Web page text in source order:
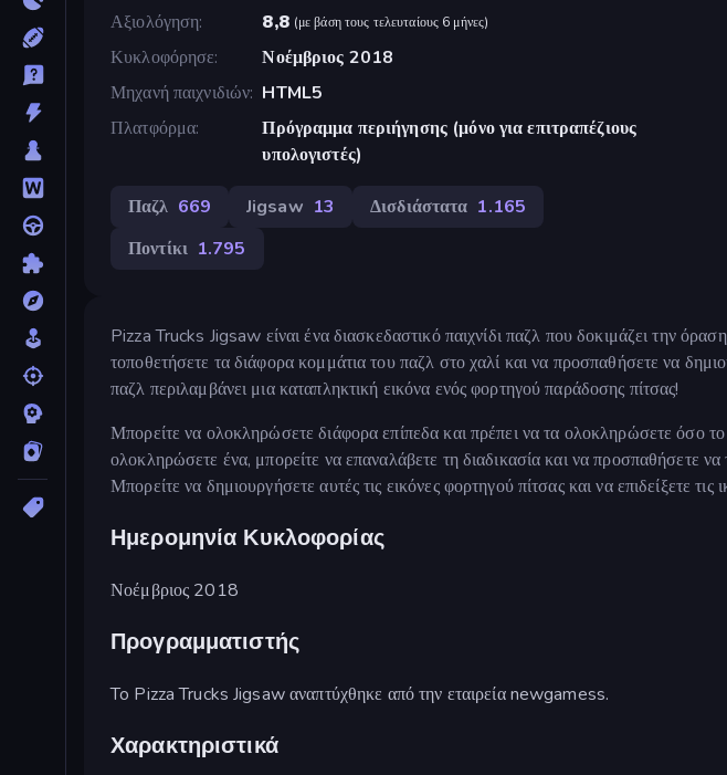
Αξιολόγηση
8,8 (με βάση τους τελευταίους 6 μήνες)
Κυκλοφόρησε
Νοέμβριος 2018
Μηχανή παιχνιδιών HTML5
Πλατφόρμα
Πρόγραμμα περιήγησης (μόνο για επιτραπέζιους
υπολογιστές)
Παζλ 669 Jigsaw 13 Δισδιάστατα 1.165
Ποντίκι 1.795
Pizza Trucks Jigsaw είναι ένα διασκεδαστικό παιχνίδι παζλ που δοκιμάζει την
τοποθετήσετε τα διάφορα κομμάτια του παζλ στο χαλί και να προσπαθήσετε να
παζλ περιλαμβάνει μια καταπληκτική εικόνα ενός φορτηγού παράδοσης πίτσας!
Μπορείτε να ολοκληρώσετε διάφορα επίπεδα και πρέπει να τα ολοκληρώσετε όσο
ολοκληρώσετε ένα, μπορείτε να επαναλάβετε τη διαδικασία και να προσπαθήσετε
Μπορείτε να δημιουργήσετε αυτές τις εικόνες φορτηγού πίτσας και να επιδείξετε τις
Ημερομηνία Κυκλοφορίας
Νοέμβριος 2018
Προγραμματιστής
To Pizza Trucks Jigsaw αναπτύχθηκε από την εταιρεία newgamess.
Χαρακτηριστικά